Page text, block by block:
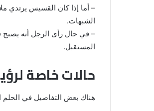
– أما إذا كان القسيس يرتدي
الشبهات.
– في حال رأى الرجل أنه
المستقبل.
حالات خاصة
هناك بعض التفاصيل في الحلم